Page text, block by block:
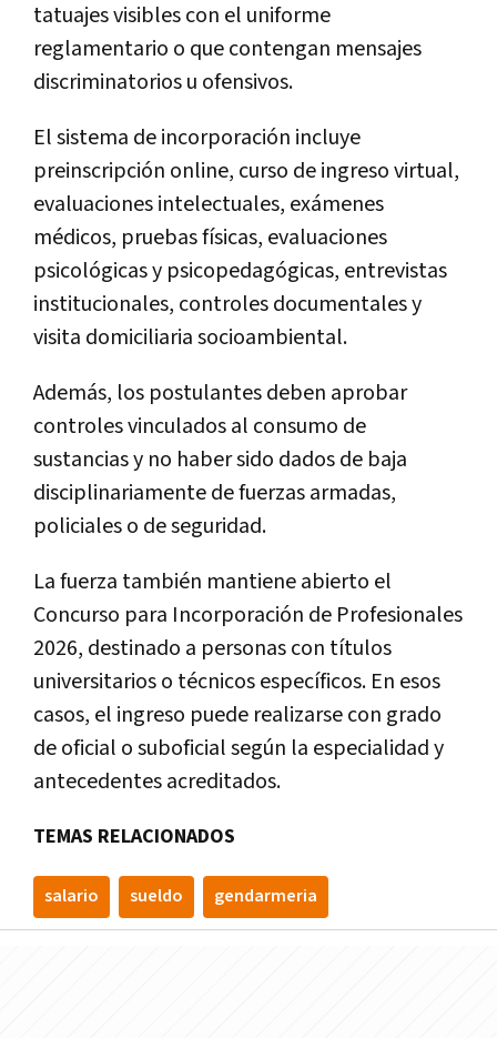
tatuajes visibles con el uniforme
reglamentario o que contengan mensajes
discriminatorios u ofensivos.
El sistema de incorporación incluye
preinscripción online, curso de ingreso virtual,
evaluaciones intelectuales, exámenes
médicos, pruebas físicas, evaluaciones
psicológicas y psicopedagógicas, entrevistas
institucionales, controles documentales y
visita domiciliaria socioambiental.
Además, los postulantes deben aprobar
controles vinculados al consumo de
sustancias y no haber sido dados de baja
disciplinariamente de fuerzas armadas,
policiales o de seguridad.
La fuerza también mantiene abierto el
Concurso para Incorporación de Profesionales
2026, destinado a personas con títulos
universitarios o técnicos específicos. En esos
casos, el ingreso puede realizarse con grado
de oficial o suboficial según la especialidad y
antecedentes acreditados.
TEMAS RELACIONADOS
salario sueldo gendarmeria